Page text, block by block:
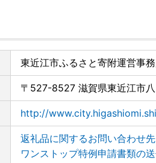
東近江市ふるさと寄附運営事
〒527-8527 滋賀県東近江市
http://
返礼品に関するお問い合わせ先
ワンストップ特例申請書類の